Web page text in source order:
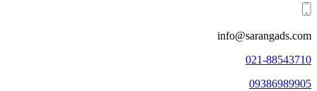
info@sarangads.com
021-88543710
09386989905